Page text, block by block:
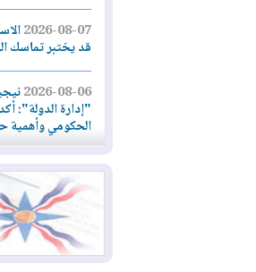
2026-08-07
قد يختبر تماسك
2026-08-06
"إدارة الدولة":
الحكومي وأهمية
2026-08-06ائتلاف
يقومون بسلوك يهدد
القانون يجب محاربتهم
2026-08-06بعد